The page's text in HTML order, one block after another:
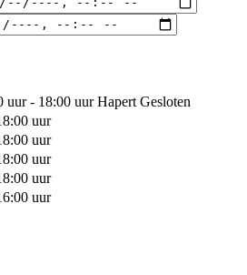
uur - 18:00 uur Hapert Gesloten
uur
uur
uur
uur
uur